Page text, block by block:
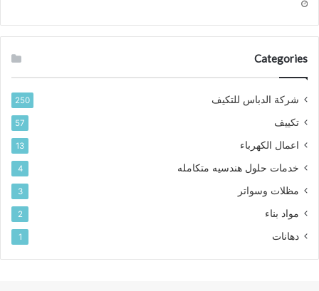
متر
الدهانات
في
الرياضCategories
شركة الدباس للتكيف 250
تكييف 57
اعمال الكهرباء 13
خدمات حلول هندسيه متكامله 4
مظلات وسواتر 3
مواد بناء 2
دهانات 1